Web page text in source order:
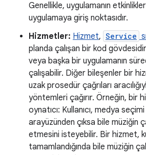
Genellikle, uygulamanın
uygulamaya giriş noktasıdır.
Hizmetler: Hizmet, Service
planda çalışan bir kod
veya başka bir uygulamanın
çalışabilir. Diğer bileşenler bir
uzak prosedür çağrıları
yöntemleri çağırır. Örneğin, bir
oynatıcı: Kullanıcı, medya seçimi
arayüzünden çıksa bile müziğin
etmesini isteyebilir. Bir hizmet,
tamamlandığında bile müziğin